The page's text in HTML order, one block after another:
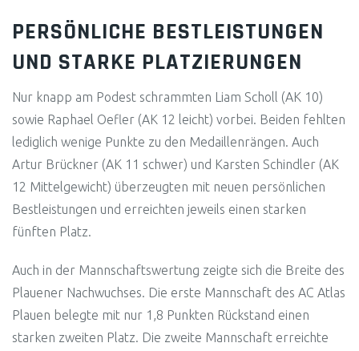
PERSÖNLICHE BESTLEISTUNGEN
UND STARKE PLATZIERUNGEN
Nur knapp am Podest schrammten Liam Scholl (AK 10)
sowie Raphael Oefler (AK 12 leicht) vorbei. Beiden fehlten
lediglich wenige Punkte zu den Medaillenrängen. Auch
Artur Brückner (AK 11 schwer) und Karsten Schindler (AK
12 Mittelgewicht) überzeugten mit neuen persönlichen
Bestleistungen und erreichten jeweils einen starken
fünften Platz.
Auch in der Mannschaftswertung zeigte sich die Breite des
Plauener Nachwuchses. Die erste Mannschaft des AC Atlas
Plauen belegte mit nur 1,8 Punkten Rückstand einen
starken zweiten Platz. Die zweite Mannschaft erreichte